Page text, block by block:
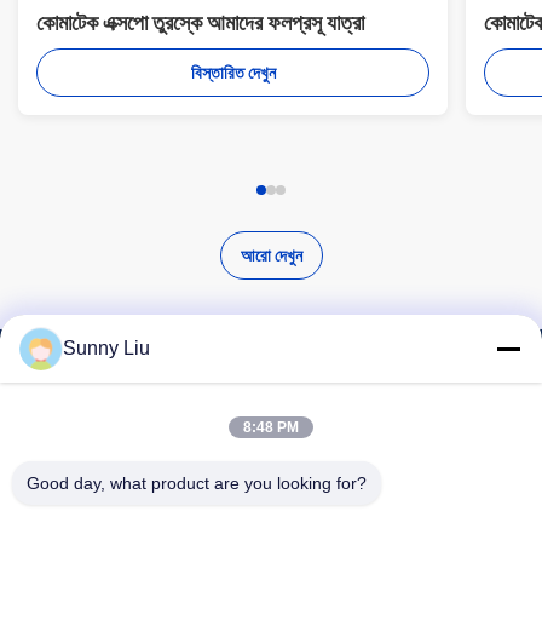
কোমাটেক এক্সপো তুরস্কে আমাদের ফলপ্রসূ যাত্রা
বিস্তারিত দেখুন
আরো দেখুন
উচ্চ মানের পণ্য খুঁজুন
Sunny Liu
8:48 PM
Good day, what product are you looking for?